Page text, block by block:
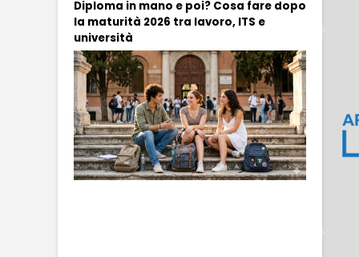
Diploma in mano e poi? Cosa fare dopo
la maturità 2026 tra lavoro, ITS e
università